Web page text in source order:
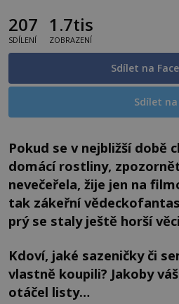
207
SDÍLENÍ
1.7tis
ZOBRAZENÍ
Sdílet na
Sdílet na
Pokud se v nejbližší době
domácí rostliny,
nevečeřela, žije jen na
tak zákeřní
prý se staly ještě horší
Kdoví, jaké sazeničky či
vlastně koupili? Jakoby
otáčel listy…